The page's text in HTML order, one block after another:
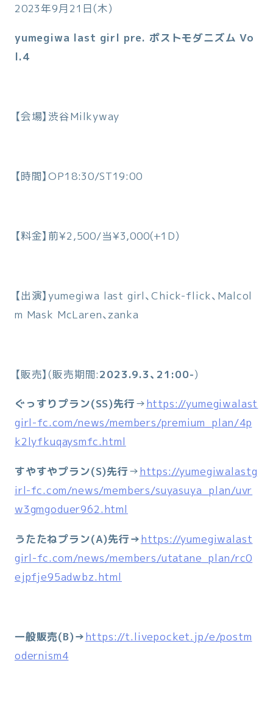
2023年9月21日(木)
yumegiwa last girl pre. ポストモダニズム Vo
l.4
【会場】渋谷Milkyway
【時間】OP18:30/ST19:00
【料金】前¥2,500/当¥3,000(+1D)
【出演】yumegiwa last girl、Chick-flick、Malcol
m Mask McLaren、zanka
【販売】(販売期間:2023.9.3、21:00-)
ぐっすりプラン(SS)先行→https://yumegiwalast
girl-fc.com/news/members/premium_plan/4p
k2lyfkuqaysmfc.html
すやすやプラン(S)先行→https://yumegiwalastg
irl-fc.com/news/members/suyasuya_plan/uvr
w3gmgoduer962.html
うたたねプラン(A)先行→https://yumegiwalast
girl-fc.com/news/members/utatane_plan/rc0
ejpfje95adwbz.html
一般販売(B)→https://t.livepocket.jp/e/postm
odernism4